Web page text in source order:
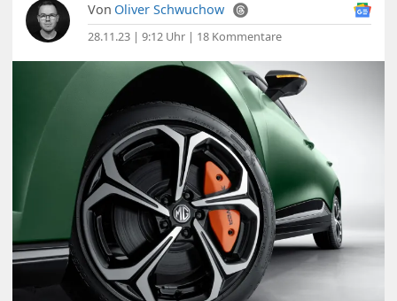
Von Oliver Schwuchow
28.11.23 | 9:12 Uhr | 18 Kommentare